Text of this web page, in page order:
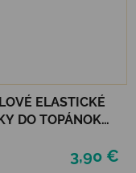
ELASTICKÉ
DO TOPÁNOK
3,90 €